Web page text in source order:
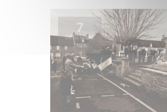
7
DÉCEMBRE
2025